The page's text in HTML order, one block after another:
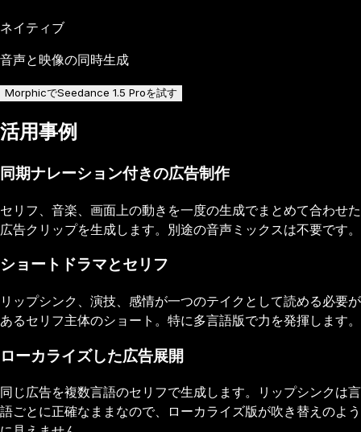
ネイティブ
音声と映像の同時生成
MorphicでSeedance 1.5 Proを試す
活用事例
同期ナレーション付きの広告制作
セリフ、音楽、画面上の動きを一度の生成でまとめて合わせた
広告クリップを生成します。別途の音声ミックスは不要です。
ショートドラマとセリフ
リップシンク、演技、感情が一つのテイクとして読める必要が
あるセリフ主体のショート。特に多言語版で力を発揮します。
ローカライズした広告展開
同じ広告を複数言語のセリフで生成します。リップシンクは言
語ごとに正確なままなので、ローカライズ版が吹き替えのよう